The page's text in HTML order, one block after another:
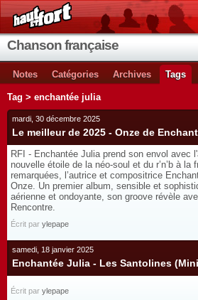
Chanson française
Notes Catégories Archives Tags
Tag > enchantée julia
mardi, 30 décembre 2025
Le meilleur de 2025 - Onze de
RFI - Enchantée Julia prend son envol avec
nouvelle étoile de la néo-soul et du r’n’b à
remarquées, l’autrice et compositrice
Onze. Un premier album, sensible et
aérienne et ondoyante, son groove révèle
Rencontre.
Écrit par ylepape
samedi, 18 janvier 2025
Enchantée Julia - Les Santolines
Écrit par ylepape